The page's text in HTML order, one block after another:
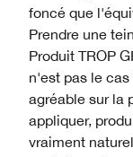
foncé que
Prendre une
Produit TROP
n'est pas le
agréable sur la
appliquer,
vraiment